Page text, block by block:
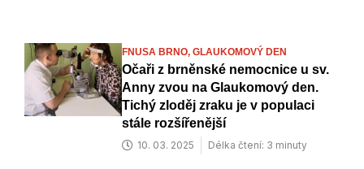
FNUSA BRNO, GLAUKOMOVÝ DEN
Očaři z brněnské nemocnice u sv.
Anny zvou na Glaukomový den.
Tichý zloděj zraku je v populaci
stále rozšířenější
10. 03. 2025 Délka čtení: 3 minuty